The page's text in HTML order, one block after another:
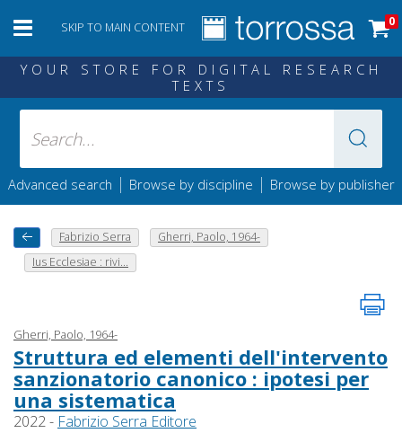
SKIP TO MAIN CONTENT 0
YOUR STORE FOR DIGITAL RESEARCH
TEXTS
Advanced search | Browse by discipline | Browse by publisher
Fabrizio Serra
Gherri, Paolo, 1964-
Ius Ecclesiae : rivi...
Gherri, Paolo, 1964-
Struttura ed elementi dell'intervento
sanzionatorio canonico : ipotesi per
una sistematica
2022 - Fabrizio Serra Editore